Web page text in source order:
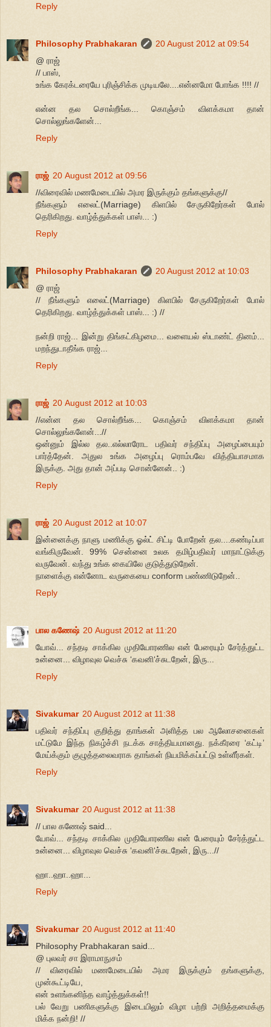
Reply
Philosophy Prabhakaran
20 August 2012 at 09:54
@ ராஜ்
// பாஸ்,
உங்க கேரக்டரையே புரிஞ்சிக்க முடியலே....என்னமோ போங்க !!!! //
என்ன தல சொல்றீங்க... கொஞ்சம் விளக்கமா தான்
சொல்லுங்களேன்...
Reply
ராஜ் 20 August 2012 at 09:56
//விரைவில் மணமேடையில் அமர இருக்கும் தங்களுக்கு//
நீங்களும் எலைட்(Marriage) கிளபில் சேருகிறேர்கள் போல்
தெரிகிறது. வாழ்த்துக்கள் பாஸ்... :)
Reply
Philosophy Prabhakaran
20 August 2012 at 10:03
@ ராஜ்
// நீங்களும் எலைட்(Marriage) கிளபில் சேருகிறேர்கள் போல்
தெரிகிறது. வாழ்த்துக்கள் பாஸ்... :) //
நன்றி ராஜ்... இன்று திங்கட்கிழமை... வளையல் ஸ்டாண்ட் தினம்...
மறந்துடாதீங்க ராஜ்...
Reply
ராஜ் 20 August 2012 at 10:03
//என்ன தல சொல்றீங்க... கொஞ்சம் விளக்கமா தான்
சொல்லுங்களேன்...//
ஒன்னும் இல்ல தல..எல்லாரோட பதிவர் சந்திப்பு அழைப்பையும்
பார்த்தேன். அதுல உங்க அழைப்பு ரொம்பவே வித்தியாசமாக
இருக்கு. அது தான் அப்படி சொன்னேன்.. :)
Reply
ராஜ் 20 August 2012 at 10:07
இன்னைக்கு நாளு மணிக்கு ஓல்ட் சிட்டி போறேன் தல....கண்டிப்பா
வங்கிருவேன். 99% சென்னை உலக தமிழ்பதிவர் மாநாட்டுக்கு
வருவேன். வந்து உங்க கையிலே குடுத்துடுறேன்.
நாளைக்கு என்னோட வருகையை conform பண்ணிடுறேன்..
Reply
பால கணேஷ் 20 August 2012 at 11:20
யோவ்... சந்தடி சாக்கில முதியோரணில என் பேரையும் சேர்த்துட்ட
உன்னை... விழாவுல வெச்சு ‘கவனி‘ச்சுடறேன், இரு...
Reply
Sivakumar 20 August 2012 at 11:38
பதிவர் சந்திப்பு குறித்து தாங்கள் அளித்த பல ஆலோசனைகள்
மட்டுமே இந்த நிகழ்ச்சி நடக்க சாத்தியமானது. நக்கீரரை ‘கட்டி’
மேய்க்கும் குழுத்தலைவராக தாங்கள் நியமிக்கப்பட்டு உள்ளீர்கள்.
Reply
Sivakumar 20 August 2012 at 11:38
// பால கணேஷ் said...
யோவ்... சந்தடி சாக்கில முதியோரணில என் பேரையும் சேர்த்துட்ட
உன்னை... விழாவுல வெச்சு ‘கவனி‘ச்சுடறேன், இரு...//
ஹா..ஹா..ஹா...
Reply
Sivakumar 20 August 2012 at 11:40
Philosophy Prabhakaran said...
@ புலவர் சா இராமாநுசம்
// விரைவில் மணமேடையில் அமர இருக்கும் தங்களுக்கு,
முன்கூட்டியே,
என் உளங்கனிந்த வாழ்த்துக்கள்!!
பல் வேறு பணிகளுக்கு இடையிலும் விழா பற்றி அறித்தமைக்கு
மிக்க நன்றி! //